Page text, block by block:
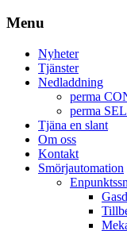
Menu
Nyheter
Tjänster
Nedladdning
perma
perma
Tjäna en slant
Om oss
Kontakt
Smörjautomation